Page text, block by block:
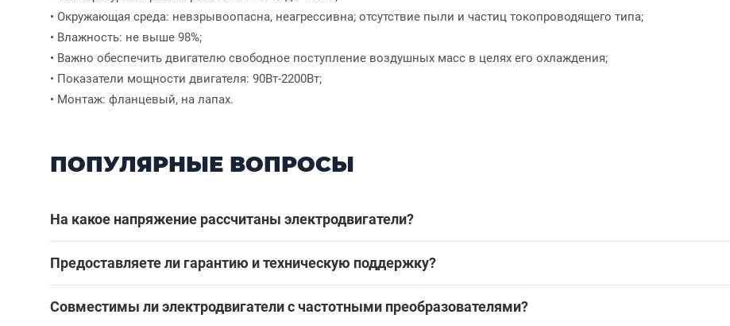
• Окружающая среда: невзрывоопасна, неагрессивна; отсутствие пыли и частиц токопроводящего типа;
• Влажность: не выше 98%;
• Важно обеспечить двигателю свободное поступление воздушных масс в целях его охлаждения;
• Показатели мощности двигателя: 90Вт-2200Вт;
• Монтаж: фланцевый, на лапах.
ПОПУЛЯРНЫЕ ВОПРОСЫ
На какое напряжение рассчитаны электродвигатели?
Предоставляете ли гарантию и техническую поддержку?
Совместимы ли электродвигатели с частотными преобразователями?